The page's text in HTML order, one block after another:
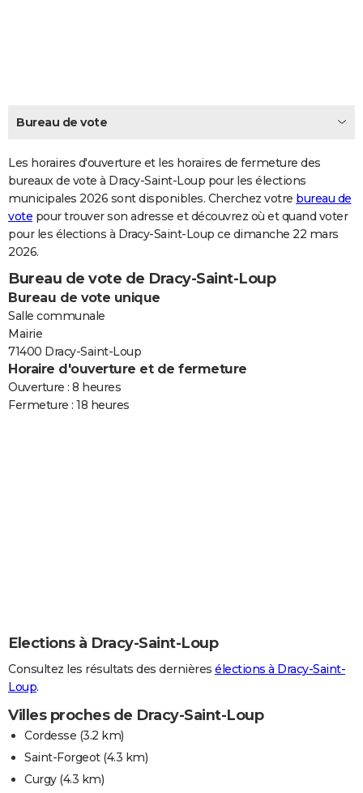
CARTE DE VOEUX
Dictionnaire
Biographies
Citations
Expressions
Proverbes
PROGRAMME TV
COPAINS D'AVANT
S'inscrire
Se connecter
Lycées
Collèges
Primaires
Universités
Entreprises
Service militaire
Avis de recherche
AVIS DE DÉCÈS
FORUM
Bricolage
Lifestyle
Culture
Sport
Auto
Television
Voyage
Cinema
Bureau de vote
Les horaires d'ouverture et les horaires de fermeture des
bureaux de vote à Dracy-Saint-Loup pour les élections
municipales 2026 sont disponibles. Cherchez votre bureau de
vote pour trouver son adresse et découvrez où et quand voter
pour les élections à Dracy-Saint-Loup ce dimanche 22 mars
2026.
Bureau de vote de Dracy-Saint-Loup
Bureau de vote unique
Salle communale
Mairie
71400 Dracy-Saint-Loup
Horaire d'ouverture et de fermeture
Ouverture : 8 heures
Fermeture : 18 heures
Elections à Dracy-Saint-Loup
Consultez les résultats des dernières élections à Dracy-Saint-
Loup.
Villes proches de Dracy-Saint-Loup
Cordesse (3.2 km)
Saint-Forgeot(4.3 km)
Curgy(4.3 km)